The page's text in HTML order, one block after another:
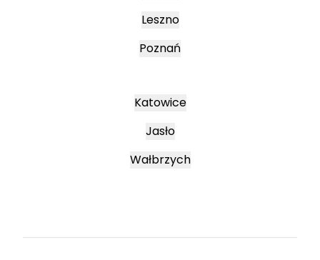
Leszno
Poznań
Katowice
Jasło
Wałbrzych